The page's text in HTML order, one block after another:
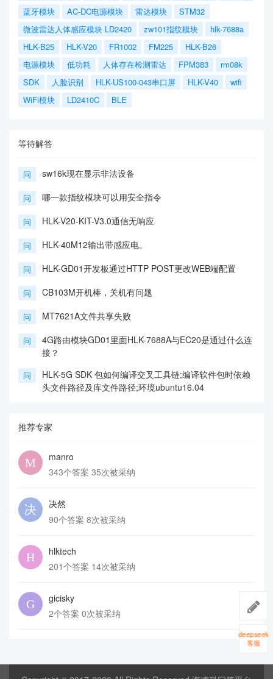
蓝牙模块
AC-DC电源模块 雷达模块
STM32
微波雷达人体感应模块 LD2420
zw101指纹模块
hlk-7688a
HLK-B25
HLK-V20 FR1002 FM225
HLK-B26
电源模块
低功耗 人体存在检测雷达 FPM383
rm08k
SDK
人脸识别 HLK-US100-043串口屏 HLK-V40
wifi
WiFi模块
LD2410C BLE
等待解答
问 sw16k现在显示非法设备
问 哪一款指纹模块可以用安全指令
问 HLK-V20-KIT-V3.0通信无响应
问 HLK-40M12输出带感应电。
问 HLK-GD01开发板通过HTTP POST更改WEB端配置
问 CB103M开机棒，关机有问题
问 MT7621A文件共享失败
问
4G路由模块GD01里面HLK-7688A与EC20是通过什么连
接？
问
HLK-5G SDK 包如何编译交叉工具链;编译软件包时依赖
头文件路径及库文件路径;环境ubuntu16.04
推荐专家
manro
343个答案 35次被采纳
决然
90个答案 8次被采纳
hlktech
201个答案 14次被采纳
gicisky
2个答案 0次被采纳
deepseek
客服